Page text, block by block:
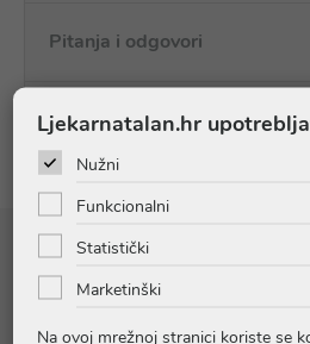
Pitanja i odgovori
Recenzije (1)
AQUA [WATER], HAMAMELIS
Ljekarnatalan.hr
Nužni
Funkcionalni
Statistički
Marketinški
Na ovoj mrežnoj stranici koriste se